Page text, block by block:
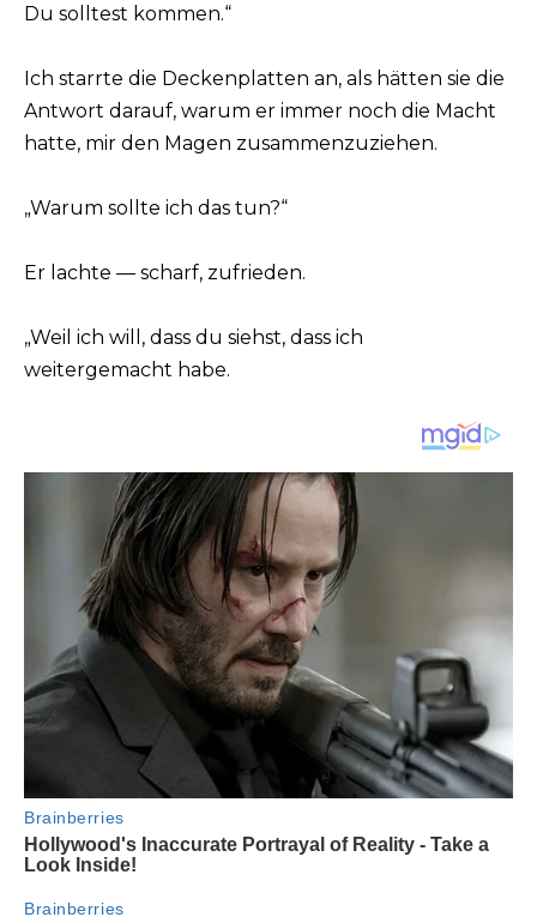
Du solltest kommen.“
Ich starrte die Deckenplatten an, als hätten sie die
Antwort darauf, warum er immer noch die Macht
hatte, mir den Magen zusammenzuziehen.
„Warum sollte ich das tun?“
Er lachte — scharf, zufrieden.
„Weil ich will, dass du siehst, dass ich
weitergemacht habe.